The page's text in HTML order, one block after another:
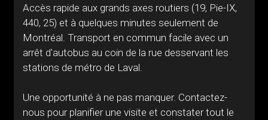
Accès rapide aux grands axes routiers (19, Pie-IX,
440, 25) et à quelques minutes seulement de
Montréal. Transport en commun facile avec un
arrêt d'autobus au coin de la rue desservant les
stations de métro de Laval.
Une opportunité à ne pas manquer. Contactez-
nous pour planifier une visite et constater tout le